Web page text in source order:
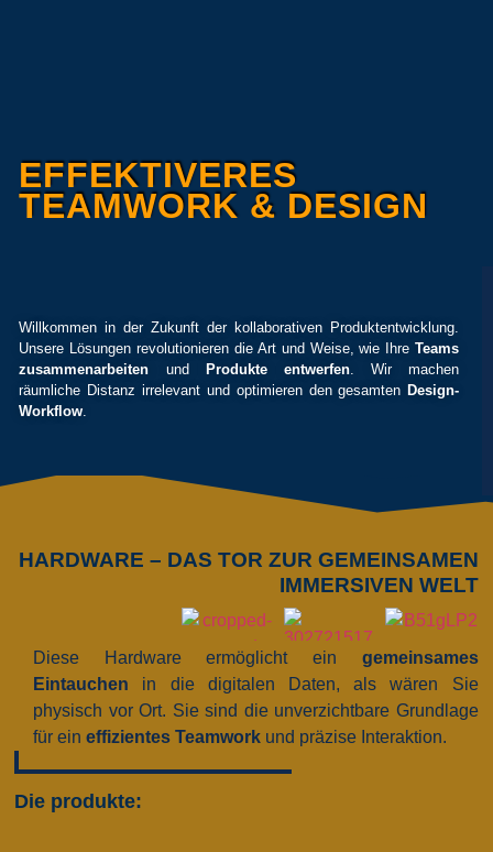
EFFEKTIVERES
TEAMWORK & DESIGN
Willkommen in der Zukunft der kollaborativen Produktentwicklung.
Unsere Lösungen revolutionieren die Art und Weise, wie IhreTeams
zusammenarbeiten und Produkte entwerfen. Wir machen
räumliche Distanz irrelevant und optimieren den gesamten Design-
Workflow.
HARDWARE – DAS TOR ZUR GEMEINSAMEN
IMMERSIVEN WELT
Diese Hardware ermöglicht ein gemeinsames
Eintauchen in die digitalen Daten, als wären Sie
physisch vor Ort. Sie sind die unverzichtbare Grundlage
für eineffizientes Teamwork und präzise Interaktion.
Die produkte: